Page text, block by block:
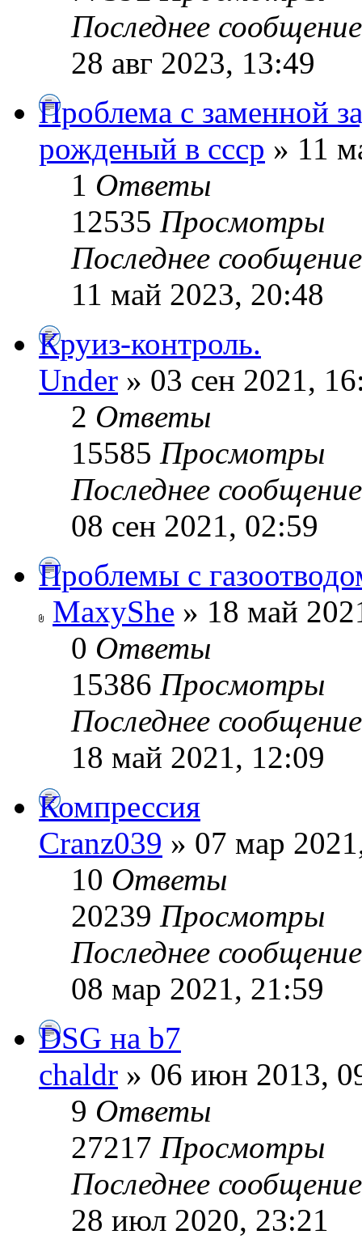
Последнее
28 авг 2023, 13:49
Проблема с заменной
рожденый в ссср » 11
1 Ответы
12535 Просмотры
Последнее
11 май 2023, 20:48
Круиз-контроль.
Under » 03 сен 2021,
2 Ответы
15585 Просмотры
Последнее
08 сен 2021, 02:59
Проблемы с
MaxyShe » 18 май
0 Ответы
15386 Просмотры
Последнее
18 май 2021, 12:09
Компрессия
Cranz039 » 07 мар
10 Ответы
20239 Просмотры
Последнее
08 мар 2021, 21:59
DSG на b7
chaldr » 06 июн 2013,
9 Ответы
27217 Просмотры
Последнее
28 июл 2020, 23:21